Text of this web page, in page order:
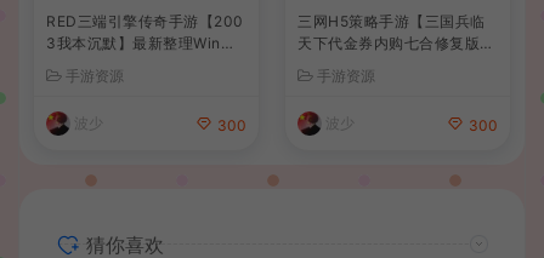
RED三端引擎传奇手游【200
3我本沉默】最新整理Win系
细搭建教程
手游资源
波少 300
三网H5策略手游【三国兵临
天下代金券内购七合修复版】
+Linux手工服务端+管理后台
+GM授权后台+简易安卓客户
端+详细搭建教程+视频教程
手游资源
波少 300
猜你喜欢